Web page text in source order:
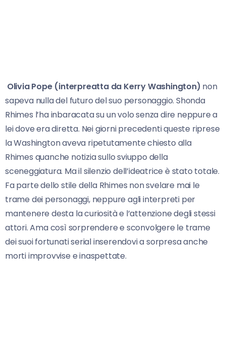
Olivia Pope (interpreatta da Kerry Washington) non
sapeva nulla del futuro del suo personaggio. Shonda
Rhimes l’ha inbaracata su un volo senza dire neppure a
lei dove era diretta. Nei giorni precedenti queste riprese
la Washington aveva ripetutamente chiesto alla
Rhimes quanche notizia sullo sviuppo della
sceneggiatura. Ma il silenzio dell’ideatrice è stato totale.
Fa parte dello stile della Rhimes non svelare mai le
trame dei personaggi, neppure agli interpreti per
mantenere desta la curiosità e l’attenzione degli stessi
attori. Ama così sorprendere e sconvolgere le trame
dei suoi fortunati serial inserendovi a sorpresa anche
morti improvvise e inaspettate.